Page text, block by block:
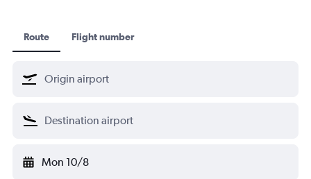
ล็อตโปลิชแอร์ไลน์
ลุฟท์ฮันซ่า
Shenzhen Airlines
สวิส อินเตอร์เนชั่นแนล แอร์ไลน์
Thai Airways
Route Flight number
Mon 10/8